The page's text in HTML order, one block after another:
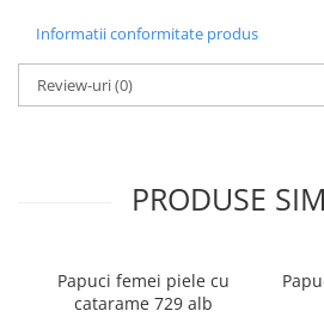
Informatii conformitate produs
Review-uri(0)
PRODUSE
Papuci femei piele cu
catarame 729 alb